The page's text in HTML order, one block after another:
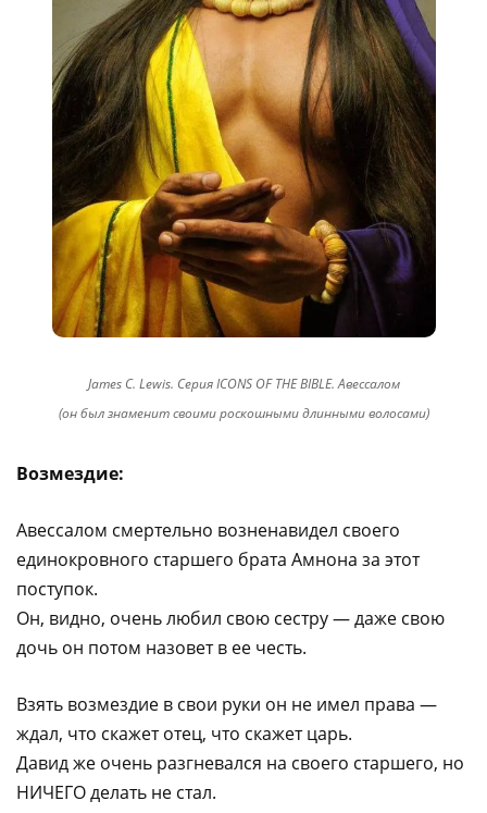
James C. Lewis. Серия ICONS OF THE BIBLE. Авессалом
(он был знаменит своими роскошными длинными волосами)
Возмездие:
Авессалом смертельно возненавидел своего
единокровного старшего брата Амнона за этот
поступок.
Он, видно, очень любил свою сестру — даже свою
дочь он потом назовет в ее честь.
Взять возмездие в свои руки он не имел права —
ждал, что скажет отец, что скажет царь.
Давид же очень разгневался на своего старшего, но
НИЧЕГО делать не стал.